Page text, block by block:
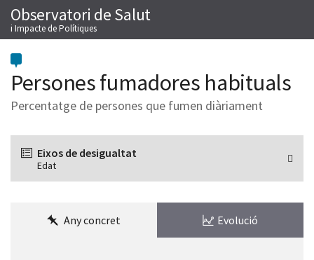
Salta
al
contingut
Observatori de Salut
i Impacte de Polítiques
Persones fumadores habituals
Percentatge de persones que fumen diàriament
Eixos de desigualtat
Edat
Any concret Evolució